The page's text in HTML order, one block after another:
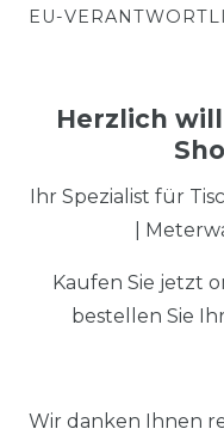
EU-
Herzlich
Ihr Spezialist für
|
Kaufen Sie jetzt
bestellen Sie
Wir danken Ihnen